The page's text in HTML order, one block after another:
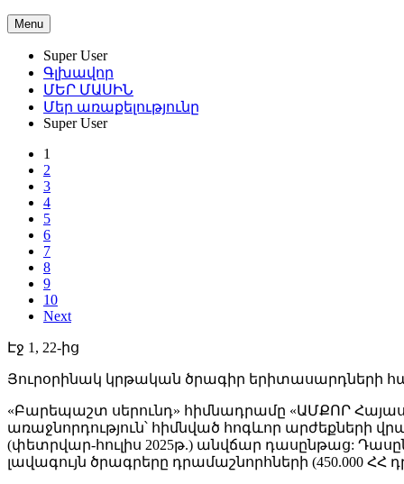
Menu
Super User
Գլխավոր
ՄԵՐ ՄԱՍԻՆ
Մեր առաքելությունը
Super User
1
2
3
4
5
6
7
8
9
10
Next
Էջ 1, 22-ից
Յուրօրինակ կրթական ծրագիր երիտասարդների
«Բարեպաշտ սերունդ» հիմնադրամը «ԱՄՔՈՐ
առաջնորդություն՝ հիմնված հոգևոր արժեքների
(փետրվար-հուլիս 2025թ.) անվճար դասընթաց:
լավագույն ծրագրերը դրամաշնորհների (450.000